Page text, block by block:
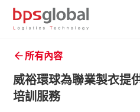
所有內容
威裕環球為聯業製衣提
培訓服務